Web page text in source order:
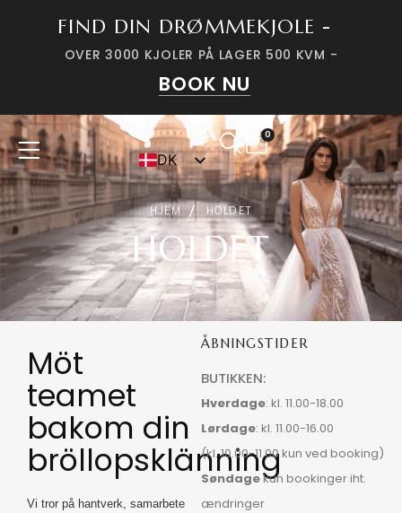
FIND DIN DRØMMEKJOLE -
OVER 3000 KJOLER PÅ LAGER 500 KVM -
BOOK NU
DK
SV
0
HJEM HOLDET
HOLDET
Möt
teamet
bakom din
bröllopsklänning
Vi tror på hantverk, samarbete
ÅBNINGSTIDER
BUTIKKEN:
Hverdage: kl. 11.00-18.00
Lørdage: kl. 11.00-16.00
(kl. 10.00-11.00 kun ved booking)
Søndagekun bookinger iht.
ændringer